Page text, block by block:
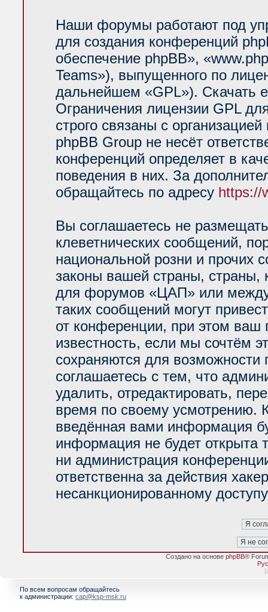
Наши форумы работают под
для создания конференций
обеспечение phpBB»,
Teams»), выпущенного по
дальнейшем «GPL»). Скачать
Ограничения лицензии GPL
строго связаны с
phpBB Group не несёт
конференций определяет в
поведения в них. За
обращайтесь по адресу https://
Вы соглашаетесь не
клеветнических сообщений,
национальной розни и прочих
законы вашей страны, страны,
для форумов «ЦАП» или
таких сообщений могут
от конференции, при этом ваш
известность, если мы сочтём
сохраняются для возможности
соглашаетесь с тем, что
удалить, отредактировать,
время по своему усмотрению.
введённая вами информация
информация не будет открыта
ни администрация
ответственна за действия
несанкционированному
Создано на основе phpBB®
[
По всем вопросам обращайтесь
к администрации: cap@ksp-msk.ru